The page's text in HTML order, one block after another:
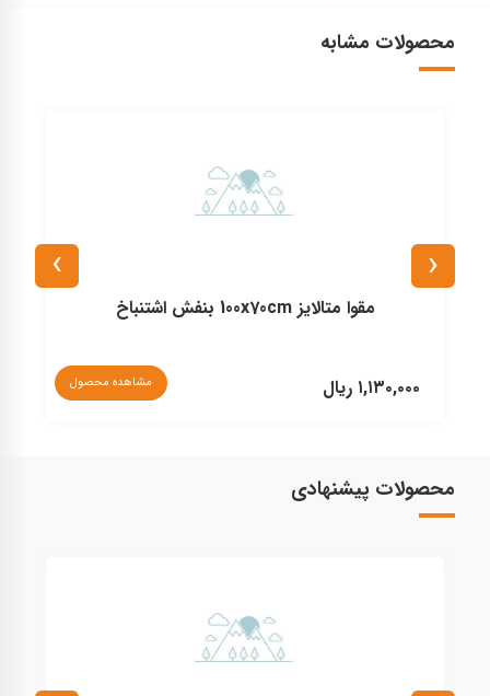
محصولات مشابه
مقوا متالایز 100x70cm بنفش اشتنباخ
۱,۱۳۰,۰۰۰ ریال مشاهده محصول
‹
›
محصولات پیشنهادی